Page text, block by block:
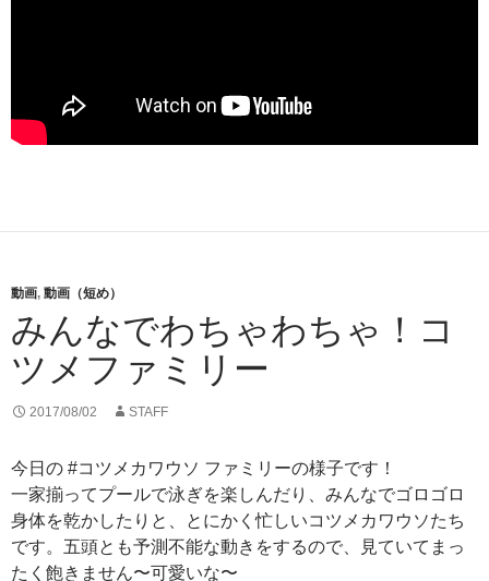
動画, 動画（短め）
みんなでわちゃわちゃ！コ
ツメファミリー
2017/08/02 STAFF
今日の #コツメカワウソ ファミリーの様子です！
一家揃ってプールで泳ぎを楽しんだり、みんなでゴロゴロ
身体を乾かしたりと、とにかく忙しいコツメカワウソたち
です。五頭とも予測不能な動きをするので、見ていてまっ
たく飽きません〜可愛いな〜